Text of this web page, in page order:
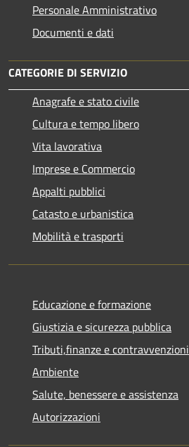
Personale Amministrativo
Documenti e dati
CATEGORIE DI SERVIZIO
Anagrafe e stato civile
Cultura e tempo libero
Vita lavorativa
Imprese e Commercio
Appalti pubblici
Catasto e urbanistica
Mobilità e trasporti
Educazione e formazione
Giustizia e sicurezza pubblica
Tributi,finanze e contravvenzioni
Ambiente
Salute, benessere e assistenza
Autorizzazioni